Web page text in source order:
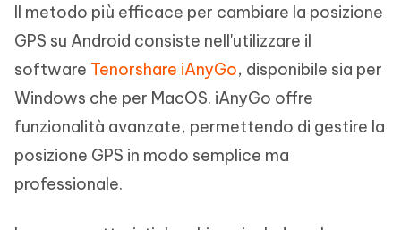
Il metodo più efficace per cambiare la posizione
GPS su Android consiste nell'utilizzare il
software Tenorshare iAnyGo, disponibile sia per
Windows che per MacOS. iAnyGo offre
funzionalità avanzate, permettendo di gestire la
posizione GPS in modo semplice ma
professionale.